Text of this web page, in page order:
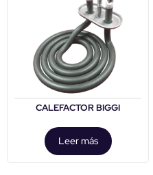
CALEFACTOR BIGGI
Leer más